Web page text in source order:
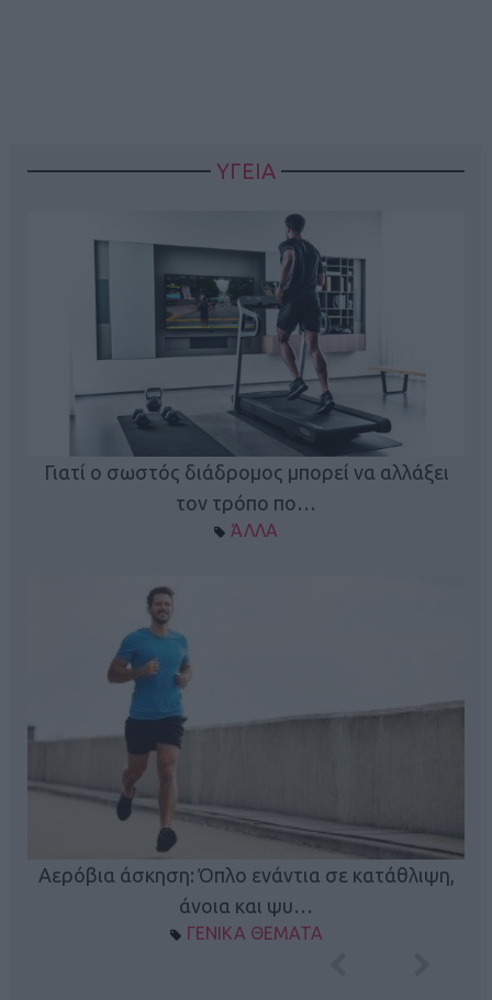
ΥΓΕΙΑ
Γιατί ο σωστός διάδρομος μπορεί να αλλάξει
τον τρόπο πο…
ΆΛΛΑ
Αερόβια άσκηση: Όπλο ενάντια σε κατάθλιψη,
άνοια και ψυ…
ΓΕΝΙΚΑ ΘΕΜΑΤΑ